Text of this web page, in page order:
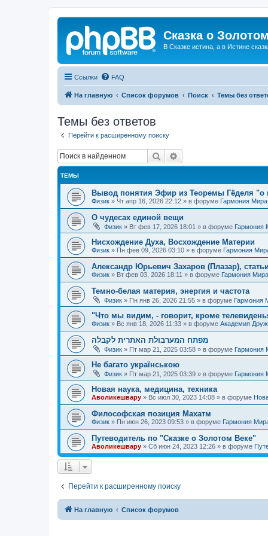
Сказка о
В Сказке истина, а в Истине
Ссылки FAQ
На главную Список форумов Поиск Темы без
Темы без ответов
Перейти к расширенному поиску
Поиск
ТЕМЫ
Вывод понятия Эфир из Теоремы Гёделя "о
Физик » Чт апр 16, 2026 22:12 » в форуме Гармония Мира
О чудесах единой вещи
Физик » Вт фев 17, 2026 18:01 » в форуме Гармония
Нисхождение Духа, Восхождение Материи
Физик » Пн фев 09, 2026 03:10 » в форуме Гармония
Александр Юрьевич Захаров (Плазар), статьи
Физик » Вт фев 03, 2026 18:11 » в форуме Гармония Мира
Темно-белая материя, энергия и частота
Физик » Пн янв 26, 2026 21:55 » в форуме Гармония
"Что мы видим, - говорит, кроме
Физик » Вс янв 18, 2026 11:33 » в форуме Академия
מפתח המערבולת האתרית לקבלה
Физик » Пт мар 21, 2025 03:58 » в форуме Гармония
Не багато українською
Физик » Пт мар 21, 2025 03:39 » в форуме Гармония
Новая наука, медицина, техника
Аволикешвару » Вс июл 30, 2023 14:08 » в форуме
Философская позиция Махатм
Физик » Пн июн 26, 2023 09:53 » в форуме Гармония
Путеводитель по "Сказке о Золотом Веке"
Аволикешвару » Сб июн 24, 2023 12:26 » в форуме
Перейти к расширенному поиску
На главную Список форумов